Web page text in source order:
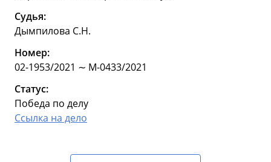
Судья:
Дымпилова С.Н.
Номер:
02-1953/2021 ∼ М-0433/2021
Статус:
Победа по делу
Ссылка на дело